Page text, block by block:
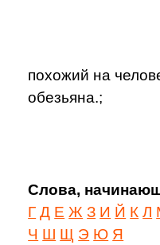
похожий на
обезьяна.;
Слова,
Г Д Е Ж З И Й К Л
Ч Ш Щ Э Ю Я